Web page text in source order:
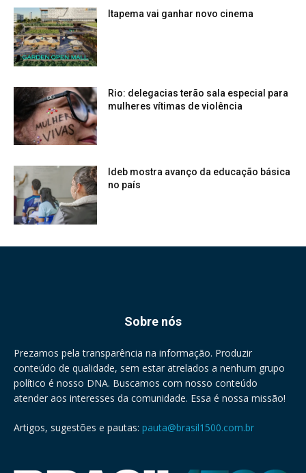
Itapema vai ganhar novo cinema
Rio: delegacias terão sala especial para
mulheres vítimas de violência
Ideb mostra avanço da educação básica
no país
Sobre nós
Prezamos pela transparência na informação. Produzir
conteúdo de qualidade, sem estar atrelados a nenhum grupo
político é nosso DNA. Buscamos com nosso conteúdo
atender aos interesses da comunidade. Essa é nossa missão!
Artigos, sugestões e pautas: pauta@brasil1500.com.br